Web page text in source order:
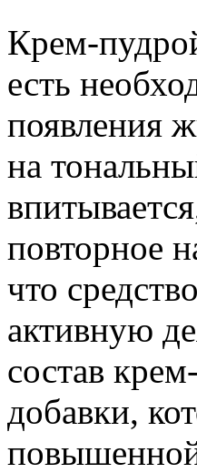
Крем-
есть
появления
на
повторное
что
активную
состав
добавки,